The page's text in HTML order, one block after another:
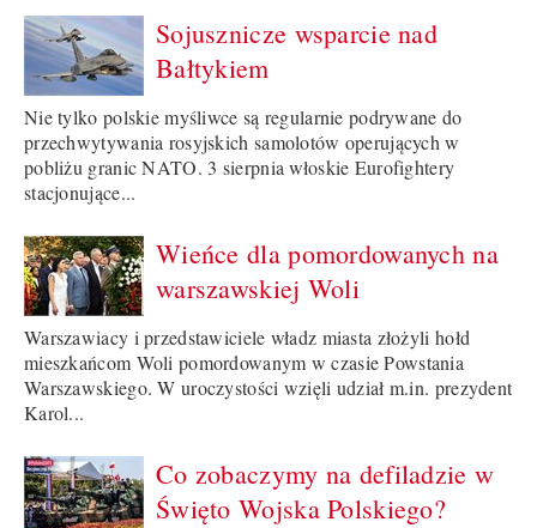
Sojusznicze wsparcie nad
Bałtykiem
Nie tylko polskie myśliwce są regularnie podrywane do
przechwytywania rosyjskich samolotów operujących w
pobliżu granic NATO. 3 sierpnia włoskie Eurofightery
stacjonujące...
Wieńce dla pomordowanych na
warszawskiej Woli
Warszawiacy i przedstawiciele władz miasta złożyli hołd
mieszkańcom Woli pomordowanym w czasie Powstania
Warszawskiego. W uroczystości wzięli udział m.in. prezydent
Karol...
Co zobaczymy na defiladzie w
Święto Wojska Polskiego?